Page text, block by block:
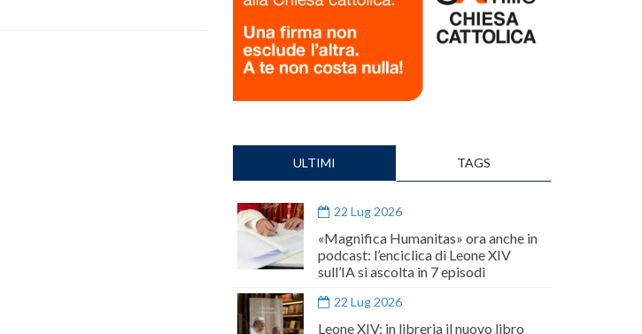
ULTIMI TAGS
22 Lug 2026
«Magnifica Humanitas» ora anche in
podcast: l’enciclica di Leone XIV
sull’IA si ascolta in 7 episodi
22 Lug 2026
Leone XIV: in libreria il nuovo libro